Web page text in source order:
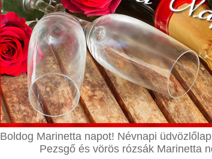
Boldog Marinetta napot! Névnapi
Pezsgő és vörös rózsák Marinetta